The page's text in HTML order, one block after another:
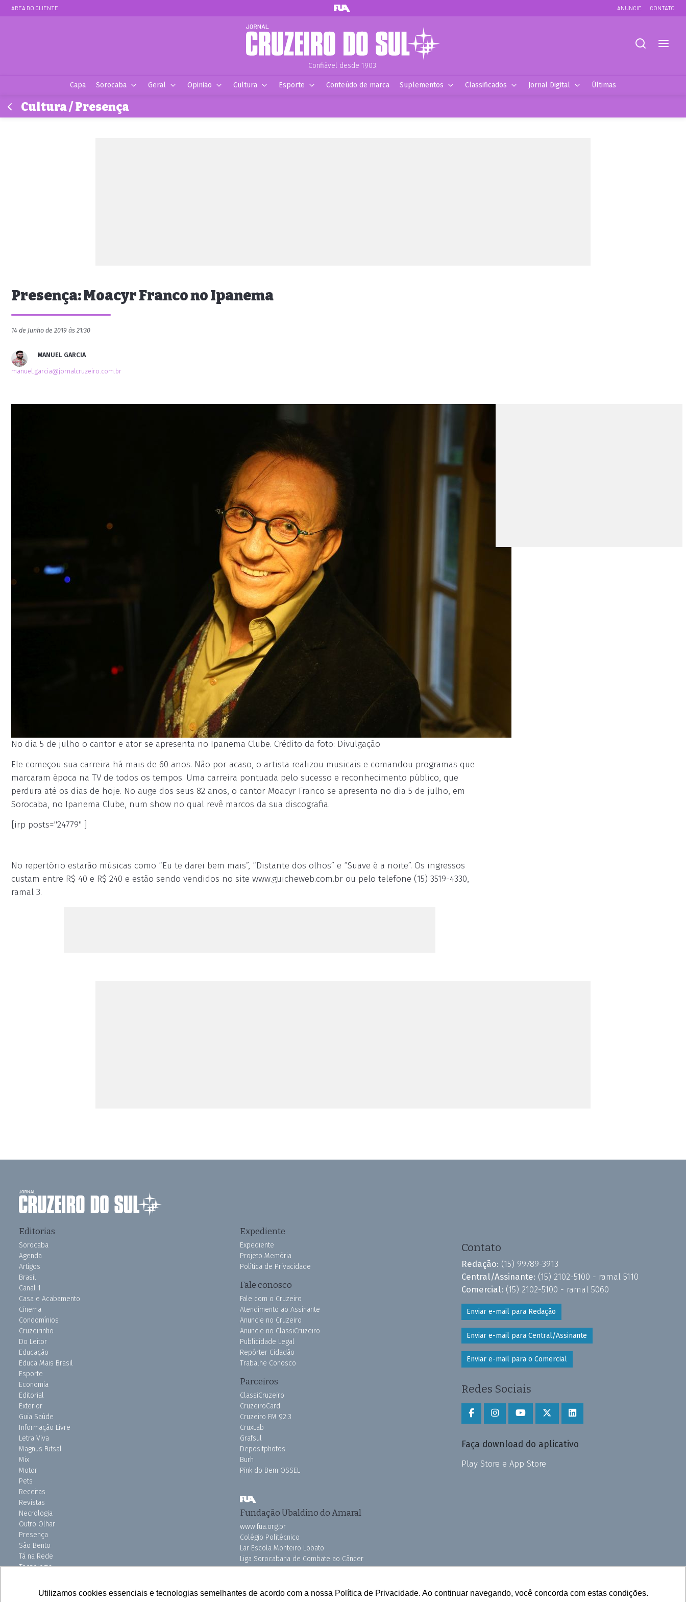
Utilizamos cookies essenciais e tecnologias semelhantes de acordo com a nossa Política de Privacidade. Ao continuar navegando, você concorda com estas condições.
ÁREA DO CLIENTE ANUNCIE CONTATO
Confiável desde 1903.
Capa Sorocaba Geral Opinião Cultura Esporte Conteúdo de marca Suplementos Classificados Jornal Digital Últimas
Cultura / Presença
Presença: Moacyr Franco no Ipanema
14 de Junho de 2019 às 21:30
MANUEL GARCIA
manuel.garcia@jornalcruzeiro.com.br
No dia 5 de julho o cantor e ator se apresenta no Ipanema Clube. Crédito da foto: Divulgação
Ele começou sua carreira há mais de 60 anos. Não por acaso, o artista realizou musicais e comandou programas que
marcaram época na TV de todos os tempos. Uma carreira pontuada pelo sucesso e reconhecimento público, que
perdura até os dias de hoje. No auge dos seus 82 anos, o cantor Moacyr Franco se apresenta no dia 5 de julho, em
Sorocaba, no Ipanema Clube, num show no qual revê marcos da sua discografia.
[irp posts="24779" ]
No repertório estarão músicas como “Eu te darei bem mais”, “Distante dos olhos” e “Suave é a noite”. Os ingressos
custam entre R$ 40 e R$ 240 e estão sendo vendidos no site www.guicheweb.com.br ou pelo telefone (15) 3519-4330,
ramal 3.
Editorias
Sorocaba
Agenda
Artigos
Brasil
Canal 1
Casa e Acabamento
Cinema
Condomínios
Cruzeirinho
Do Leitor
Educação
Educa Mais Brasil
Esporte
Economia
Editorial
Exterior
Guia Saúde
Informação Livre
Letra Viva
Magnus Futsal
Mix
Motor
Pets
Receitas
Revistas
Necrologia
Outro Olhar
Presença
São Bento
Tá na Rede
Tecnologia
Uniso Ciência
Expediente
Expediente
Projeto Memória
Política de Privacidade
Fale conosco
Fale com o Cruzeiro
Atendimento ao Assinante
Anuncie no Cruzeiro
Anuncie no ClassiCruzeiro
Publicidade Legal
Repórter Cidadão
Trabalhe Conosco
Parceiros
ClassiCruzeiro
CruzeiroCard
Cruzeiro FM 92.3
CruxLab
Grafsul
Depositphotos
Burh
Pink do Bem OSSEL
Fundação Ubaldino do Amaral
www.fua.org.br
Colégio Politécnico
Lar Escola Monteiro Lobato
Liga Sorocabana de Combate ao Câncer
Vila dos Velhinhos
Contato
Redação: (15) 99789-3913
Central/Assinante: (15) 2102-5100 - ramal 5110
Comercial: (15) 2102-5100 - ramal 5060
Enviar e-mail para Redação
Enviar e-mail para Central/Assinante
Enviar e-mail para o Comercial
Redes Sociais
Faça download do aplicativo
Play Store e App Store